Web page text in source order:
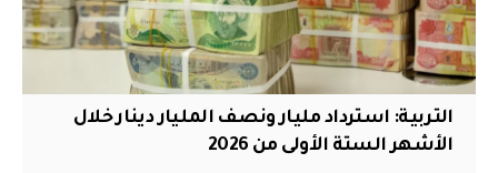
التربية: استرداد مليار ونصف المليار دينار خلال
الأشهر الستة الأولى من 2026